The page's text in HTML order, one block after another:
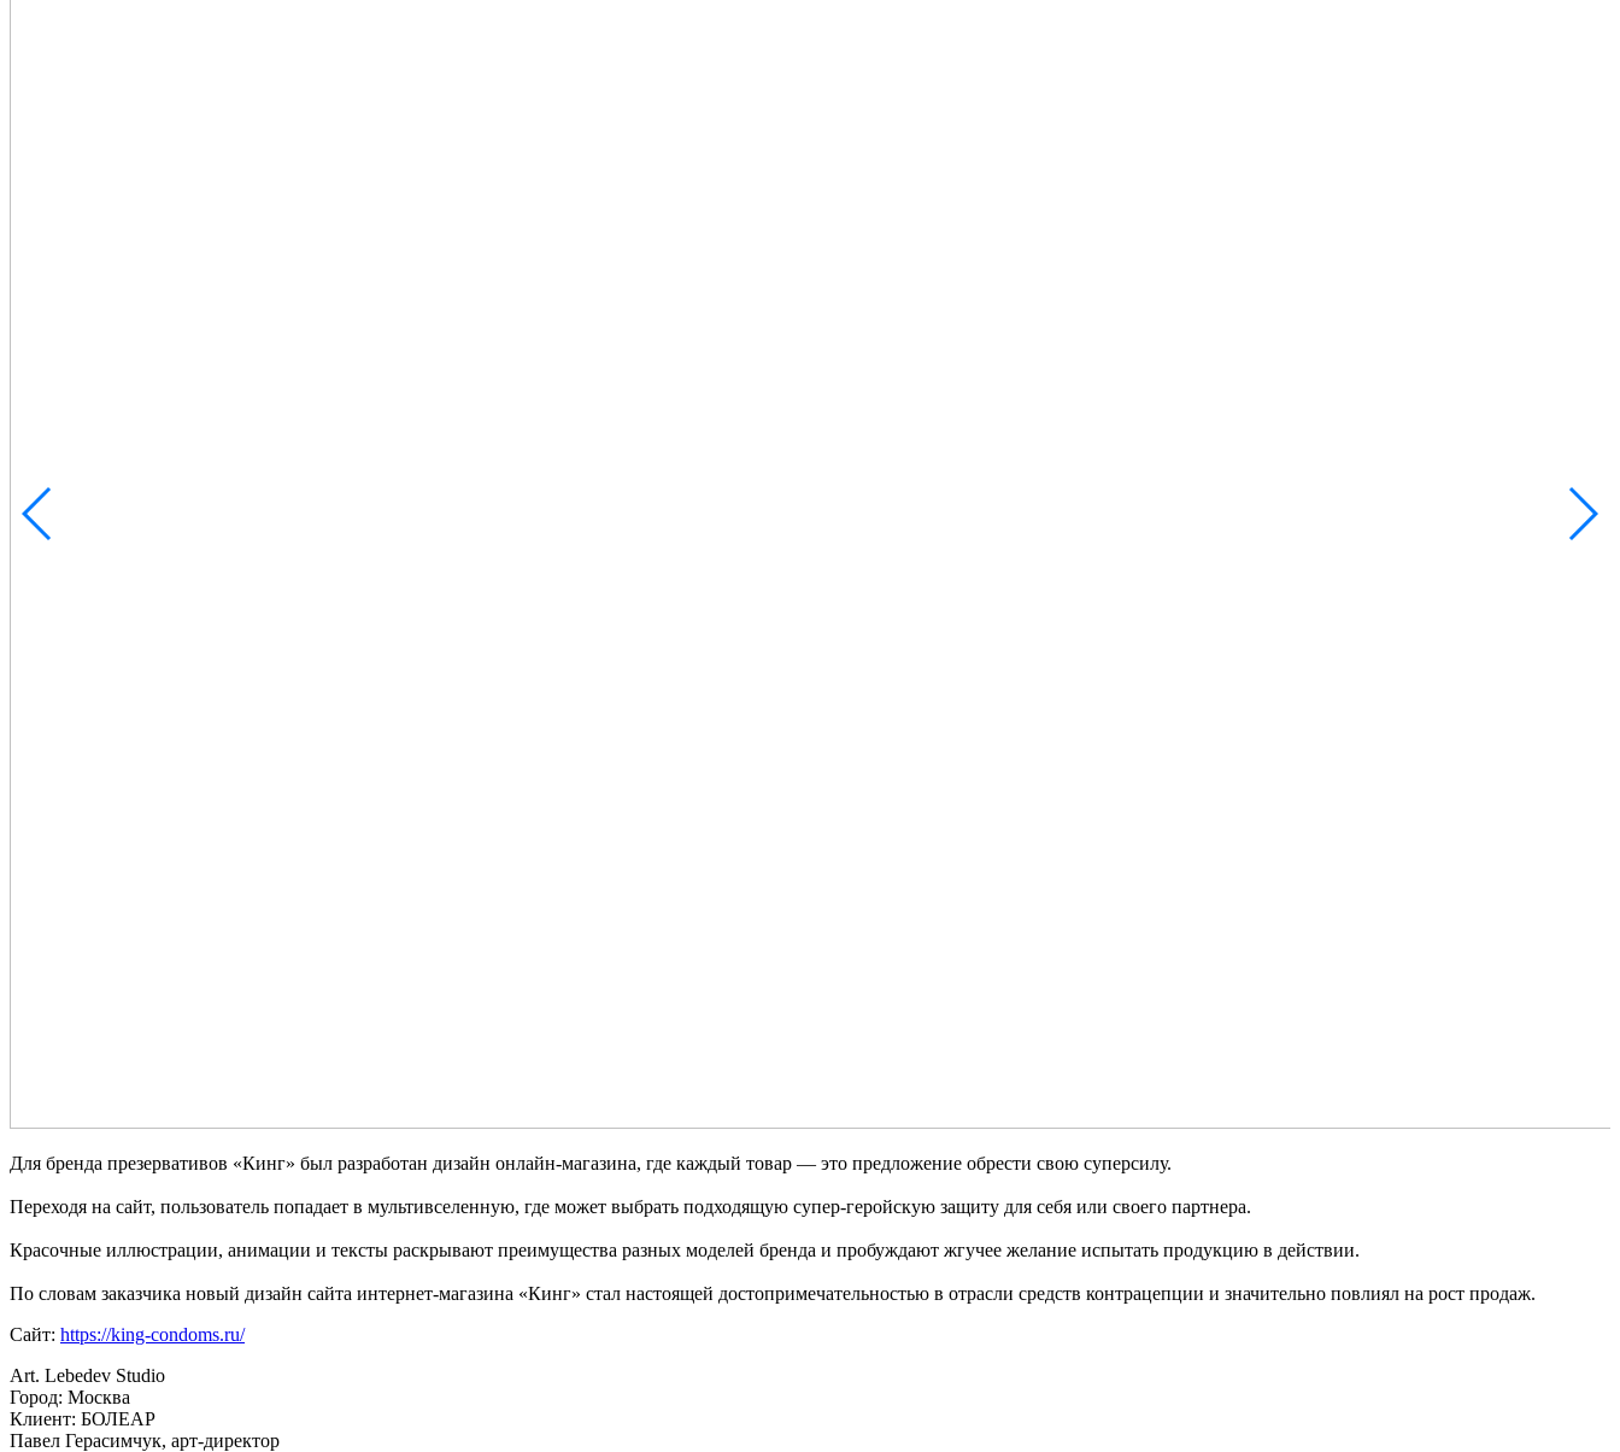
Для бренда презервативов «Кинг» был разработан дизайн онлайн-магазина, где каждый товар — это предложение обрести свою суперсилу.
Переходя на сайт, пользователь попадает в мультивселенную, где может выбрать подходящую супер-геройскую защиту для себя или своего партнера.
Красочные иллюстрации, анимации и тексты раскрывают преимущества разных моделей бренда и пробуждают жгучее желание испытать продукцию в действии.
По словам заказчика новый дизайн сайта интернет-магазина «Кинг» стал настоящей достопримечательностью в отрасли средств контрацепции и значительно повлиял на рост продаж.
Сайт: https://king-condoms.ru/
Art. Lebedev Studio
Город: Москва
Клиент: БОЛЕАР
Павел Герасимчук, арт-директор